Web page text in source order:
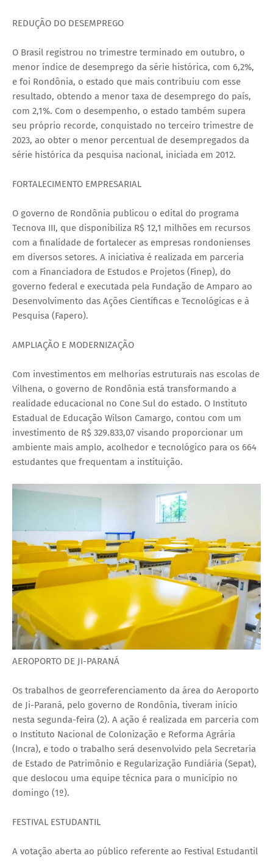
REDUÇÃO DO DESEMPREGO
O Brasil registrou no trimestre terminado em outubro, o
menor índice de desemprego da série histórica, com 6,2%,
e foi Rondônia, o estado que mais contribuiu com esse
resultado, obtendo a menor taxa de desemprego do país,
com 2,1%. Com o desempenho, o estado também supera
seu próprio recorde, conquistado no terceiro trimestre de
2023, ao obter o menor percentual de desempregados da
série histórica da pesquisa nacional, iniciada em 2012.
FORTALECIMENTO EMPRESARIAL
O governo de Rondônia publicou o edital do programa
Tecnova III, que disponibiliza R$ 12,1 milhões em recursos
com a finalidade de fortalecer as empresas rondonienses
em diversos setores. A iniciativa é realizada em parceria
com a Financiadora de Estudos e Projetos (Finep), do
governo federal e executada pela Fundação de Amparo ao
Desenvolvimento das Ações Científicas e Tecnológicas e à
Pesquisa (Fapero).
AMPLIAÇÃO E MODERNIZAÇÃO
Com investimentos em melhorias estruturais nas escolas de
Vilhena, o governo de Rondônia está transformando a
realidade educacional no Cone Sul do estado. O Instituto
Estadual de Educação Wilson Camargo, contou com um
investimento de R$ 329.833,07 visando proporcionar um
ambiente mais amplo, acolhedor e tecnológico para os 664
estudantes que frequentam a instituição.
AEROPORTO DE JI-PARANÁ
Os trabalhos de georreferenciamento da área do Aeroporto
de Ji-Paraná, pelo governo de Rondônia, tiveram início
nesta segunda-feira (2). A ação é realizada em parceria com
o Instituto Nacional de Colonização e Reforma Agrária
(Incra), e todo o trabalho será desenvolvido pela Secretaria
de Estado de Patrimônio e Regularização Fundiária (Sepat),
que deslocou uma equipe técnica para o município no
domingo (1º).
FESTIVAL ESTUDANTIL
A votação aberta ao público referente ao Festival Estudantil